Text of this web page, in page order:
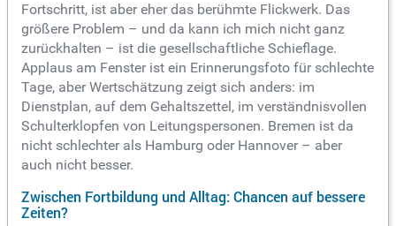
Fortschritt, ist aber eher das berühmte Flickwerk. Das
größere Problem – und da kann ich mich nicht ganz
zurückhalten – ist die gesellschaftliche Schieflage.
Applaus am Fenster ist ein Erinnerungsfoto für schlechte
Tage, aber Wertschätzung zeigt sich anders: im
Dienstplan, auf dem Gehaltszettel, im verständnisvollen
Schulterklopfen von Leitungspersonen. Bremen ist da
nicht schlechter als Hamburg oder Hannover – aber
auch nicht besser.
Zwischen Fortbildung und Alltag: Chancen auf bessere
Zeiten?